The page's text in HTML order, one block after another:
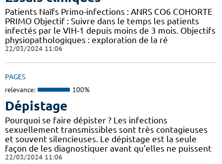
Patients Naïfs Primo-infections : ANRS CO6 COHORTE
PRIMO Objectif : Suivre dans le temps les patients
infectés par le VIH-1 depuis moins de 3 mois. Objectifs
physiopathologiques : exploration de la ré
22/03/2024 11:06
PAGES
relevance: 100%
Dépistage
Pourquoi se faire dépister ? Les infections
sexuellement transmissibles sont très contagieuses
et souvent silencieuses. Le dépistage est la seule
façon de les diagnostiquer avant qu’elles ne puissent
22/03/2024 11:06